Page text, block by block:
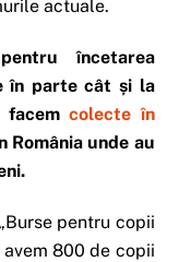
actuale.
încetarea
în parte cât și la
facemcolecte în
unde au
pentru copii
800 de copii